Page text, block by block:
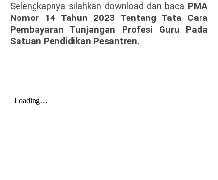
Selengkapnya silahkan download dan baca PMA
Nomor 14 Tahun 2023 Tentang Tata Cara
Pembayaran Tunjangan Profesi Guru Pada
Satuan Pendidikan Pesantren.